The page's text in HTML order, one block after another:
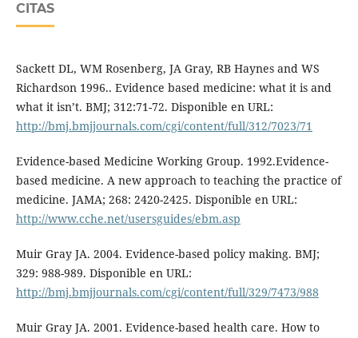
CITAS
Sackett DL, WM Rosenberg, JA Gray, RB Haynes and WS
Richardson 1996.. Evidence based medicine: what it is and
what it isn’t. BMJ; 312:71-72. Disponible en URL:
http://bmj.bmjjournals.com/cgi/content/full/312/7023/71
Evidence-based Medicine Working Group. 1992.Evidence-
based medicine. A new approach to teaching the practice of
medicine. JAMA; 268: 2420-2425. Disponible en URL:
http://www.cche.net/usersguides/ebm.asp
Muir Gray JA. 2004. Evidence-based policy making. BMJ;
329: 988-989. Disponible en URL:
http://bmj.bmjjournals.com/cgi/content/full/329/7473/988
Muir Gray JA. 2001. Evidence-based health care. How to